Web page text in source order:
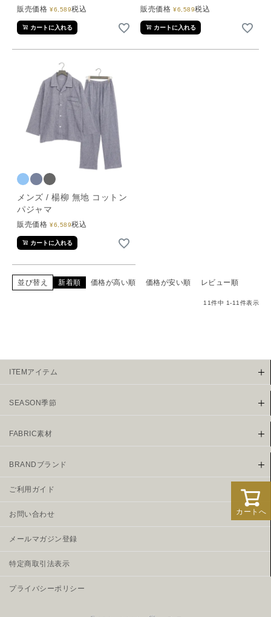
販売価格 ¥6,589税込
カートに入れる
販売価格 ¥6,589税込
カートに入れる
メンズ / 楊柳 無地 コットン
パジャマ
販売価格 ¥6,589税込
カートに入れる
並び替え 新着順 価格が高い順 価格が安い順 レビュー順
11件中 1-11件表示
カートへ
ITEMアイテム
SEASON季節
FABRIC素材
BRANDブランド
ご利用ガイド
お問い合わせ
メールマガジン登録
特定商取引法表示
プライバシーポリシー